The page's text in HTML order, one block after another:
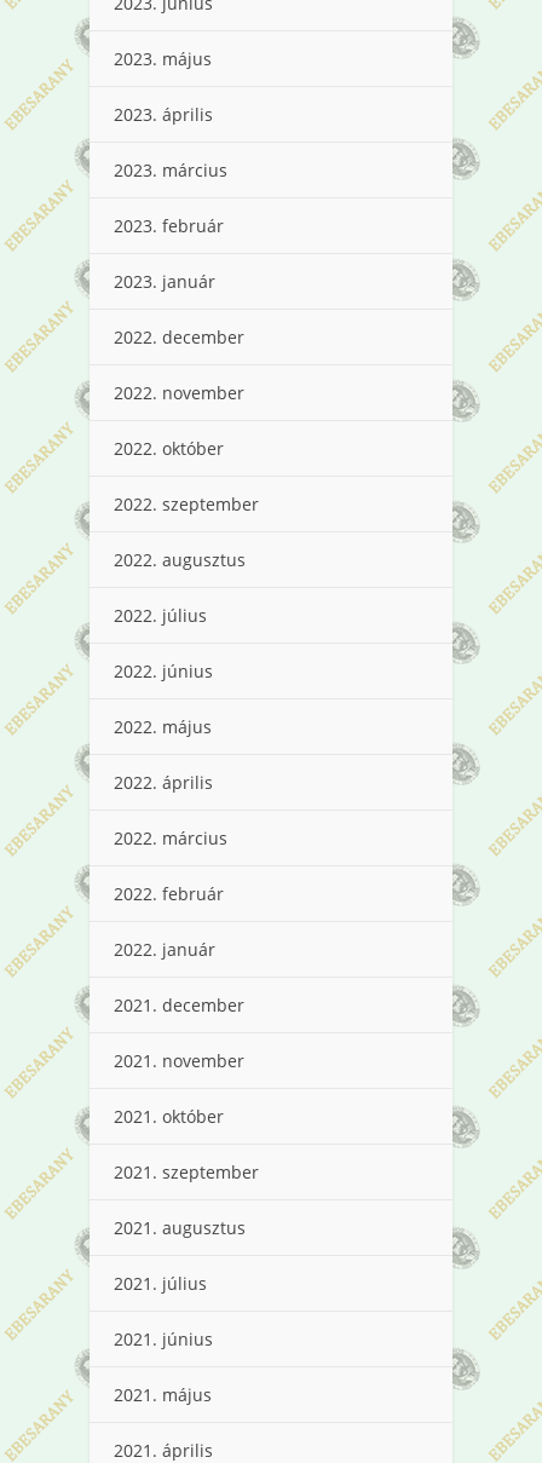
2023. május
2023. április
2023. március
2023. február
2023. január
2022. december
2022. november
2022. október
2022. szeptember
2022. augusztus
2022. július
2022. június
2022. május
2022. április
2022. március
2022. február
2022. január
2021. december
2021. november
2021. október
2021. szeptember
2021. augusztus
2021. július
2021. június
2021. május
2021. április